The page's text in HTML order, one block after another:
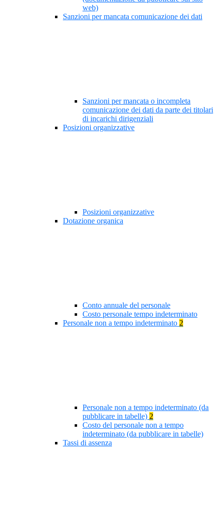
web)
Sanzioni per mancata comunicazione dei dati
Sanzioni per mancata o incompleta
comunicazione dei dati da parte dei titolari
di incarichi dirigenziali
Posizioni organizzative
Posizioni organizzative
Dotazione organica
Conto annuale del personale
Costo personale tempo indeterminato
Personale non a tempo indeterminato 2
Personale non a tempo indeterminato (da
pubblicare in tabelle) 2
Costo del personale non a tempo
indeterminato (da pubblicare in tabelle)
Tassi di assenza